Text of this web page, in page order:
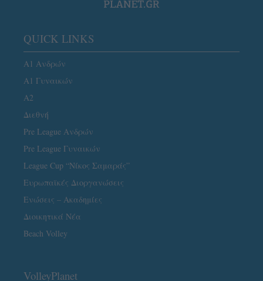
QUICK LINKS
Α1 Ανδρών
Α1 Γυναικών
A2
Διεθνή
Pre League Ανδρών
Pre League Γυναικών
League Cup “Νίκος Σαμαράς”
Ευρωπαϊκές Διοργανώσεις
Ενώσεις – Ακαδημίες
Διοικητικά Νέα
Beach Volley
VolleyPlanet